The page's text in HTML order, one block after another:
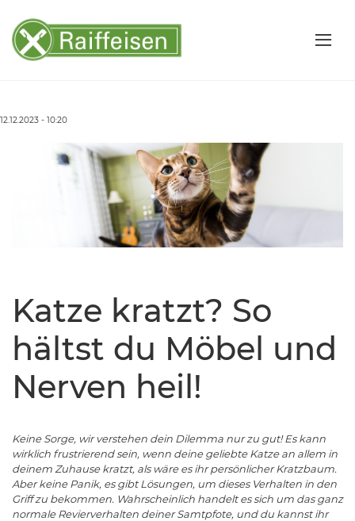
12.12.2023 - 10:20
Katze kratzt? So
hältst du Möbel und
Nerven heil!
Keine Sorge, wir verstehen dein Dilemma nur zu gut! Es kann
wirklich frustrierend sein, wenn deine geliebte Katze an allem in
deinem Zuhause kratzt, als wäre es ihr persönlicher Kratzbaum.
Aber keine Panik, es gibt Lösungen, um dieses Verhalten in den
Griff zu bekommen. Wahrscheinlich handelt es sich um das ganz
normale Revierverhalten deiner Samtpfote, und du kannst ihr